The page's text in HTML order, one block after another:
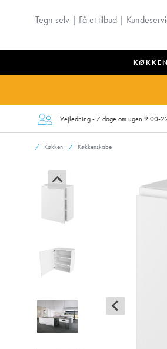
Tegn selv | Få et tilbud |
KØKKEN
Vejledning - 7 dage om ugen 9.00-
Køkken Køkkenskabe